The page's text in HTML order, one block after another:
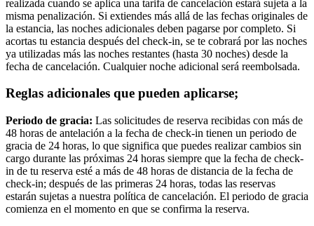
realizada cuando se aplica una tarifa de cancelación estará sujeta a la
misma penalización. Si extiendes más allá de las fechas originales de
la estancia, las noches adicionales deben pagarse por completo. Si
acortas tu estancia después del check-in, se te cobrará por las noches
ya utilizadas más las noches restantes (hasta 30 noches) desde la
fecha de cancelación. Cualquier noche adicional será reembolsada.
Reglas adicionales que pueden aplicarse;
Periodo de gracia: Las solicitudes de reserva recibidas con más de
48 horas de antelación a la fecha de check-in tienen un periodo de
gracia de 24 horas, lo que significa que puedes realizar cambios sin
cargo durante las próximas 24 horas siempre que la fecha de check-
in de tu reserva esté a más de 48 horas de distancia de la fecha de
check-in; después de las primeras 24 horas, todas las reservas
estarán sujetas a nuestra política de cancelación. El periodo de gracia
comienza en el momento en que se confirma la reserva.